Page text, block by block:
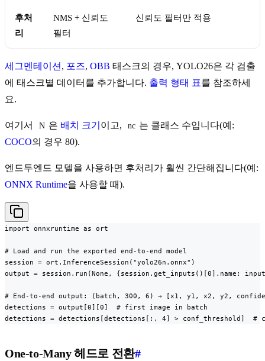
후처
리
NMS + 신뢰도
필터
신뢰도 필터만 적용
세그멘테이션 , 포즈, OBB 태스크의 경우, YOLO26은 각 검출
에 태스크별 데이터를 추가합니다. 출력 형태 표를 참조하세
요.
여기서 N 은 배치 크기 이고, nc 는 클래스 수입니다(예:
COCO의 경우 80).
엔드투엔드 모델을 사용하면 후처리가 훨씬 간단해집니다(예:
ONNX Runtime을 사용할 때).
import onnxruntime as ort
# Load and run the exported end-to-end model
session = ort.InferenceSession("yolo26n.onnx")
output = session.run(None, {session.get_inputs()[0].name:
# End-to-end output: (batch, 300, 6) → [x1, y1, x2, y2,
detections = output[0][0]  # first image in batch
detections = detections[detections[:, 4] > conf_threshold]
One-to-Many 헤드로 전환#